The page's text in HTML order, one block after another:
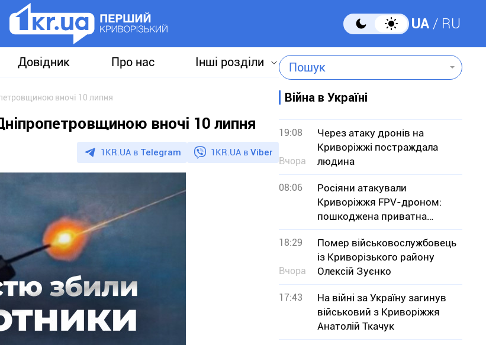
UA RU
Довідник Про нас Інші розділи Пошук
вночі 10 липня
вночі 10 липня
1KR.UA в Telegram 1KR.UA в Viber
Війна в Україні
19:08
Вчора
Через атаку дронів на
Криворіжжі постраждала
людина
08:06
Росіяни атакували
Криворіжжя FPV-дроном:
пошкоджена приватна
оселя
18:29
Вчора
Помер військовослужбовець
із Криворізького району
Олексій Зуєнко
17:43
На війні за Україну загинув
військовий з Криворіжжя
Анатолій Ткачук